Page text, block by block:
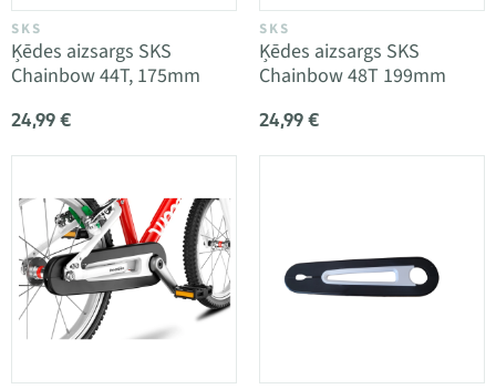
SKS
Ķēdes aizsargs SKS
Chainbow 44T, 175mm
24,99 €
SKS
Ķēdes aizsargs SKS
Chainbow 48T 199mm
24,99 €